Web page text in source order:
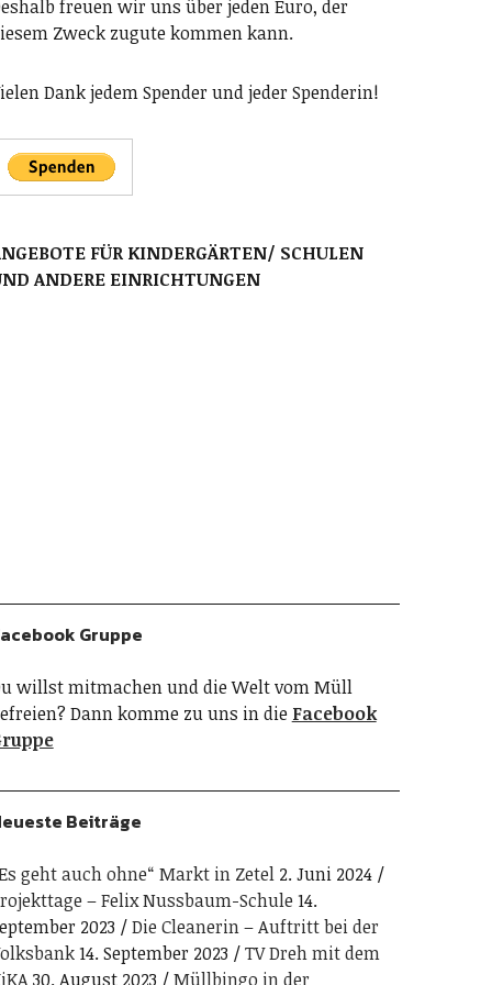
freuen wir uns über jeden Euro, der
Zweck zugute kommen kann.
Dank jedem Spender und jeder Spenderin!
FÜR KINDERGÄRTEN/ SCHULEN
ANDERE EINRICHTUNGEN
Gruppe
willst mitmachen und die Welt vom Müll
Dann komme zu uns in die Facebook
Beiträge
geht auch ohne“ Markt in Zetel 2. Juni 2024
– Felix Nussbaum-Schule 14.
2023
Die Cleanerin – Auftritt bei der
14. September 2023
TV Dreh mit dem
30. August 2023 Müllbingo in der